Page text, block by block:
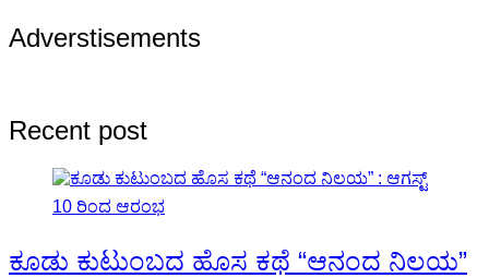
Adverstisements
Recent post
ಕೂಡು ಕುಟುಂಬದ ಹೊಸ ಕಥೆ “ಆನಂದ ನಿಲಯ”